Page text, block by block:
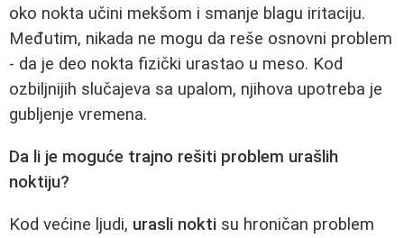
oko nokta učini mekšom i smanje blagu iritaciju.
Međutim, nikada ne mogu da reše osnovni problem
- da je deo nokta fizički urastao u meso. Kod
ozbiljnijih slučajeva sa upalom, njihova upotreba je
gubljenje vremena.
Da li je moguće trajno rešiti problem urašlih
noktiju?
Kod većine ljudi, urasli nokti su hroničan problem